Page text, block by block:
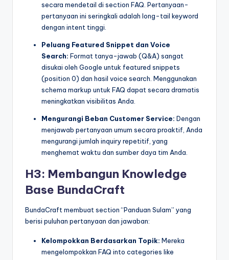
secara mendetail di section FAQ. Pertanyaan-
pertanyaan ini seringkali adalah long-tail keyword
dengan intent tinggi.
Peluang Featured Snippet dan Voice
Search: Format tanya-jawab (Q&A) sangat
disukai oleh Google untuk featured snippets
(position 0) dan hasil voice search. Menggunakan
schema markup untuk FAQ dapat secara dramatis
meningkatkan visibilitas Anda.
Mengurangi Beban Customer Service: Dengan
menjawab pertanyaan umum secara proaktif, Anda
mengurangi jumlah inquiry repetitif, yang
menghemat waktu dan sumber daya tim Anda.
H3: Membangun Knowledge
Base BundaCraft
BundaCraft membuat section “Panduan Sulam” yang
berisi puluhan pertanyaan dan jawaban:
Kelompokkan Berdasarkan Topik: Mereka
mengelompokkan FAQ into categories like